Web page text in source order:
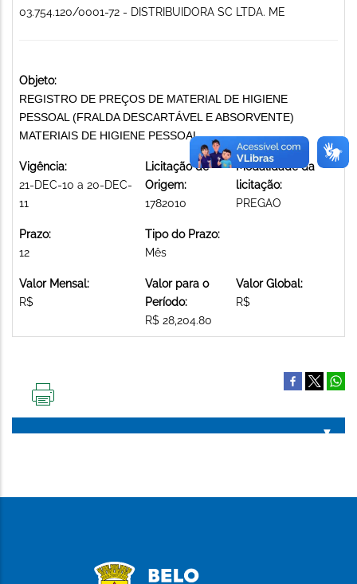
03.754.120/0001-72 - DISTRIBUIDORA SC LTDA. ME
Objeto:
REGISTRO DE PREÇOS DE MATERIAL DE HIGIENE
PESSOAL (FRALDA DESCARTÁVEL E ABSORVENTE)
MATERIAIS DE HIGIENE PESSOAL
Vigência:
21-DEC-10 a 20-DEC-
11
Licitação de
Origem:
1782010
Modalidade da
licitação:
PREGAO
Prazo:
12
Tipo do Prazo:
Mês
Valor Mensal:
R$
Valor para o
Período:
R$ 28,204.80
Valor Global:
R$
PÁGINA